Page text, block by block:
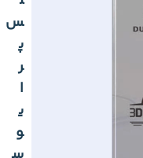
س
پ
ر
ا
ی
و